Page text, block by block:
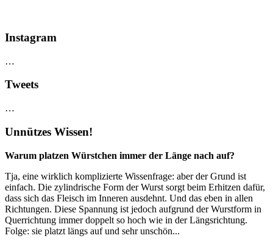
Instagram
…
Tweets
…
Unnützes Wissen!
Warum platzen Würstchen immer der Länge nach auf?
Tja, eine wirklich komplizierte Wissenfrage: aber der Grund ist
einfach. Die zylindrische Form der Wurst sorgt beim Erhitzen dafür,
dass sich das Fleisch im Inneren ausdehnt. Und das eben in allen
Richtungen. Diese Spannung ist jedoch aufgrund der Wurstform in
Querrichtung immer doppelt so hoch wie in der Längsrichtung.
Folge: sie platzt längs auf und sehr unschön...